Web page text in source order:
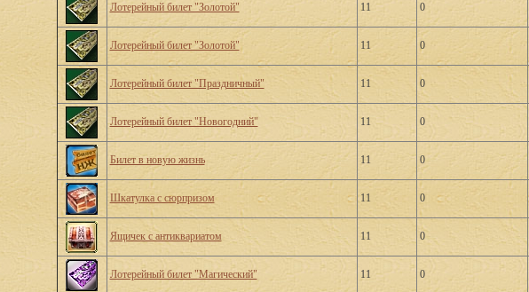
Лотерейный билет "Золотой" 11 0
Лотерейный билет "Золотой" 11 0
Лотерейный билет "Праздничный" 11 0
Лотерейный билет "Новогодний" 11 0
Билет в новую жизнь 11 0
Шкатулка с сюрпризом 11 0
Ящичек с антиквариатом 11 0
Лотерейный билет "Магический" 11 0